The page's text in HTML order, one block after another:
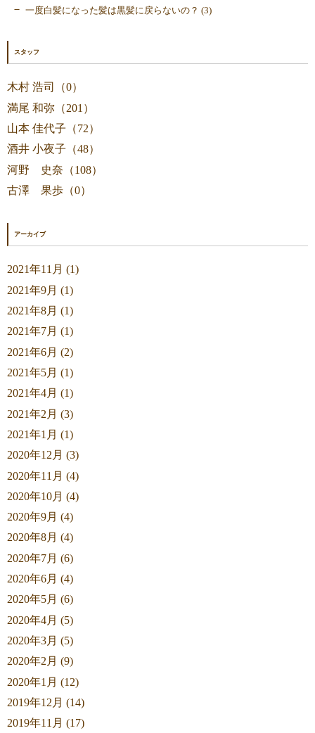
一度白髪になった髪は黒髪に戻らないの？ (3)
スタッフ
木村 浩司（0）
満尾 和弥（201）
山本 佳代子（72）
酒井 小夜子（48）
河野 史奈（108）
古澤 果歩（0）
アーカイブ
2021年11月 (1)
2021年9月 (1)
2021年8月 (1)
2021年7月 (1)
2021年6月 (2)
2021年5月 (1)
2021年4月 (1)
2021年2月 (3)
2021年1月 (1)
2020年12月 (3)
2020年11月 (4)
2020年10月 (4)
2020年9月 (4)
2020年8月 (4)
2020年7月 (6)
2020年6月 (4)
2020年5月 (6)
2020年4月 (5)
2020年3月 (5)
2020年2月 (9)
2020年1月 (12)
2019年12月 (14)
2019年11月 (17)